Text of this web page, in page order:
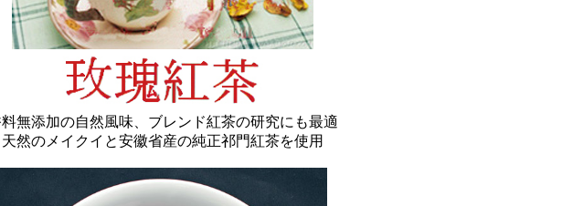
無添加の自然風味、ブレンド紅茶の研究にも最適
天然のメイクイと安徽省産の純正祁門紅茶を使用